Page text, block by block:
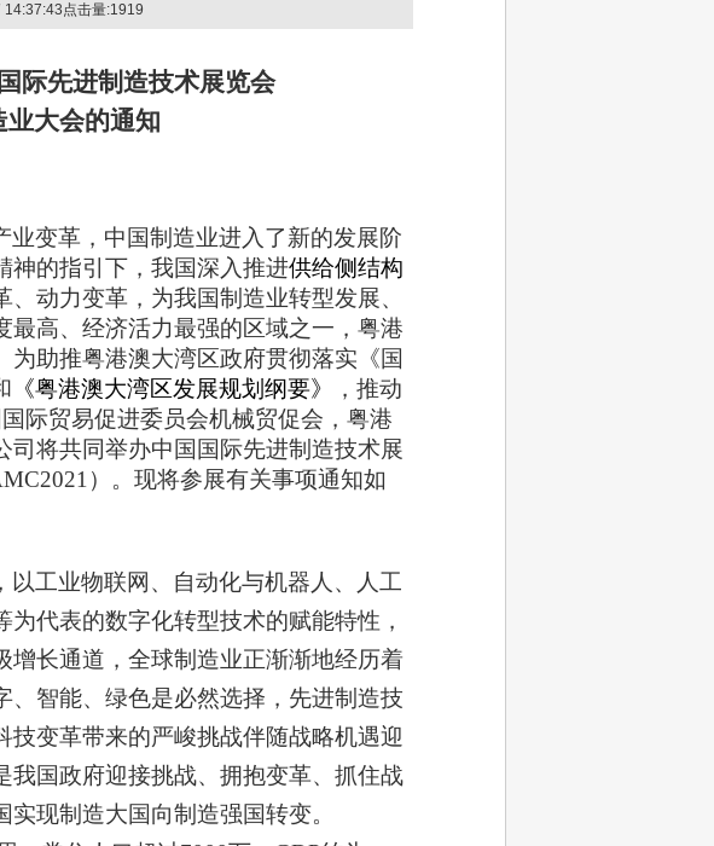
点击量:1919
际先进制造技术展览会
大会的通知
变革，中国制造业进入了新的发展阶
神的指引下，我国深入推进供给侧结构
动力变革，为我国制造业转型发展、
高、经济活力最强的区域之一，粤港
助推粤港澳大湾区政府贯彻落实《国
《粤港澳大湾区发展规划纲要》
，推动
际贸易促进委员会机械贸促会，粤港
将共同举办中国国际先进制造技术展
）。现将参展有关事项通知如
工业物联网、自动化与机器人、人工
代表的数字化转型技术的赋能特性，
长通道，全球制造业正渐渐地经历着
智能、绿色是必然选择，先进制造技
变革带来的严峻挑战伴随战略机遇迎
国政府迎接挑战、拥抱变革、抓住战
现制造大国向制造强国转变。